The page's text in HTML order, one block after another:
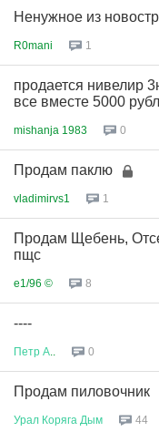
Ненужное из
R0mani 1
продается нивелир
все вместе 5000
mishanja 1983 0
Продам паклю
vladimirvs1 1
Продам Щебень,
пщс
e1/96 © 8
----
Петр А 0
Продам пиловочник
Урал Коряга Дым 44